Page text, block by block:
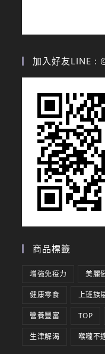
加入好友LINE :
商品標籤
增強免疫力 美麗
健康零食 上班族
營養豐富 TOP
生津解渴 喉嚨不